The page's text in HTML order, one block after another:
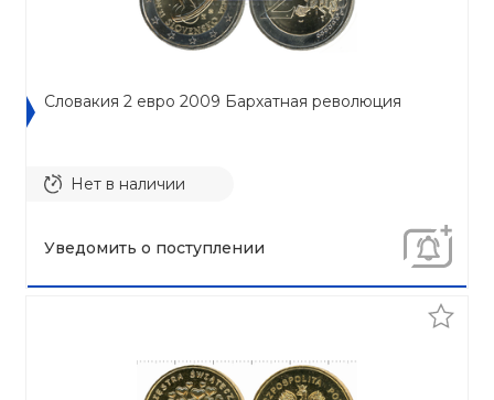
Словакия 2 евро 2009 Бархатная революция
Нет в наличии
Уведомить о поступлении